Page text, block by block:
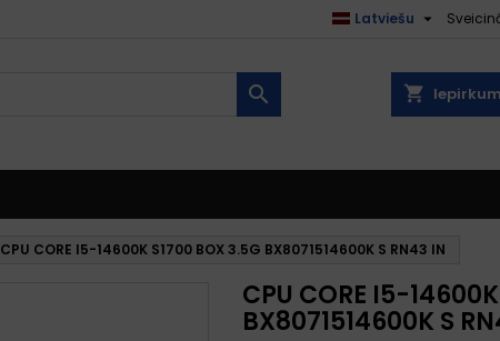
Latviešu 
shopping_cart

CPU CORE I5-14600K S1700 BOX 3.5G BX8071514600K S RN43 IN
CPU CORE I5-
BX8071514600K S